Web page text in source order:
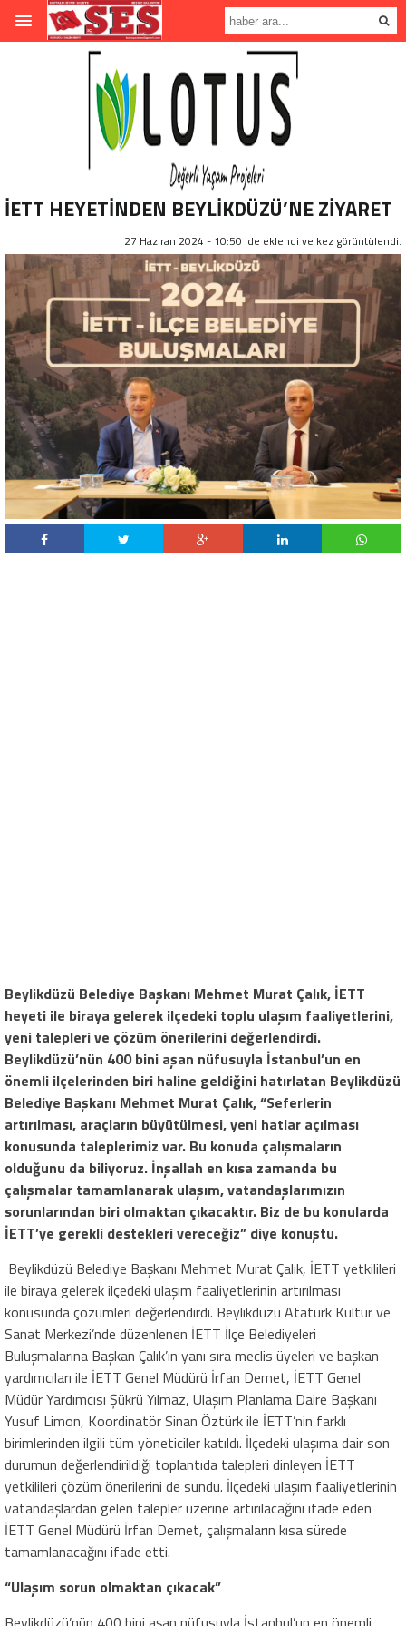
İETT HEYETİNDEN BEYLİKDÜZÜ’NE ZİYARET
27 Haziran 2024 - 10:50 'de eklendi ve kez görüntülendi.
Beylikdüzü Belediye Başkanı Mehmet Murat Çalık, İETT
heyeti ile biraya gelerek ilçedeki toplu ulaşım faaliyetlerini,
yeni talepleri ve çözüm önerilerini değerlendirdi.
Beylikdüzü’nün 400 bini aşan nüfusuyla İstanbul’un en
önemli ilçelerinden biri haline geldiğini hatırlatan Beylikdüzü
Belediye Başkanı Mehmet Murat Çalık, “Seferlerin
artırılması, araçların büyütülmesi, yeni hatlar açılması
konusunda taleplerimiz var. Bu konuda çalışmaların
olduğunu da biliyoruz. İnşallah en kısa zamanda bu
çalışmalar tamamlanarak ulaşım, vatandaşlarımızın
sorunlarından biri olmaktan çıkacaktır. Biz de bu konularda
İETT’ye gerekli destekleri vereceğiz” diye konuştu.
Beylikdüzü Belediye Başkanı Mehmet Murat Çalık, İETT yetkilileri
ile biraya gelerek ilçedeki ulaşım faaliyetlerinin artırılması
konusunda çözümleri değerlendirdi. Beylikdüzü Atatürk Kültür ve
Sanat Merkezi’nde düzenlenen İETT İlçe Belediyeleri
Buluşmalarına Başkan Çalık’ın yanı sıra meclis üyeleri ve başkan
yardımcıları ile İETT Genel Müdürü İrfan Demet, İETT Genel
Müdür Yardımcısı Şükrü Yılmaz, Ulaşım Planlama Daire Başkanı
Yusuf Limon, Koordinatör Sinan Öztürk ile İETT’nin farklı
birimlerinden ilgili tüm yöneticiler katıldı. İlçedeki ulaşıma dair son
durumun değerlendirildiği toplantıda talepleri dinleyen İETT
yetkilileri çözüm önerilerini de sundu. İlçedeki ulaşım faaliyetlerinin
vatandaşlardan gelen talepler üzerine artırılacağını ifade eden
İETT Genel Müdürü İrfan Demet, çalışmaların kısa sürede
tamamlanacağını ifade etti.
“Ulaşım sorun olmaktan çıkacak”